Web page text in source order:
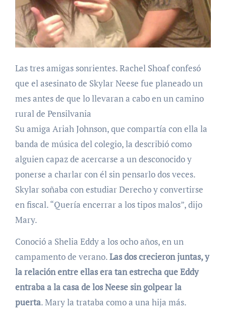
Las tres amigas sonrientes. Rachel Shoaf confesó
que el asesinato de Skylar Neese fue planeado un
mes antes de que lo llevaran a cabo en un camino
rural de Pensilvania
Su amiga Ariah Johnson, que compartía con ella la
banda de música del colegio, la describió como
alguien capaz de acercarse a un desconocido y
ponerse a charlar con él sin pensarlo dos veces.
Skylar soñaba con estudiar Derecho y convertirse
en fiscal. “Quería encerrar a los tipos malos”, dijo
Mary.
Conoció a Shelia Eddy a los ocho años, en un
campamento de verano.Las dos crecieron juntas, y
la relación entre ellas era tan estrecha que Eddy
entraba a la casa de los Neese sin golpear la
puerta. Mary la trataba como a una hija más.